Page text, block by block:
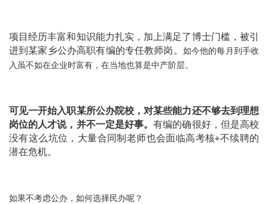
项目经历丰富和知识能力扎实，加上满足了博士门槛，被引
进到某家乡公办高职有编的专任教师岗。 如今他的每月到手收
入虽不如在企业时富有，在当地也算是中产阶层。
可见一开始入职某所公办院校，对某些能力还不够去到理想
岗位的人才说，并不一定是好事。有编的确很好，但是高校
没有这么坑位，大量合同制老师也会面临高考核+不续聘的
潜在危机。
如果不考虑公办，如何选择民办呢？